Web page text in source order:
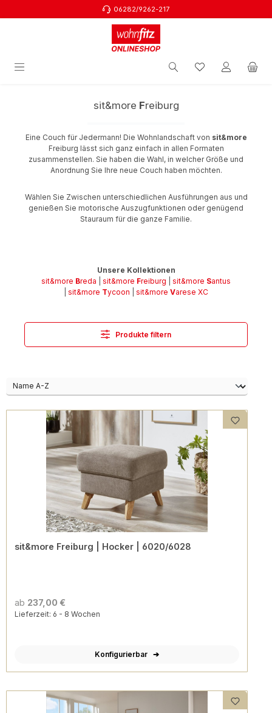
06282/9262-217
sit&more Freiburg
Eine Couch für Jedermann! Die Wohnlandschaft von sit&more
Freiburg lässt sich ganz einfach in allen Formaten
zusammenstellen. Sie haben die Wahl, in welcher Größe und
Anordnung Sie Ihre neue Couch haben möchten.
Wählen Sie Zwischen unterschiedlichen Ausführungen aus und
genießen Sie motorische Auszugfunktionen oder genügend
Stauraum für die ganze Familie.
Unsere Kollektionen
sit&more Breda sit&more Freiburg sit&more Santus
sit&more Tycoon sit&more Varese XC
Produkte filtern
sit&more Freiburg | Hocker | 6020/6028
ab 237,00 €
Lieferzeit: 6 - 8 Wochen
Konfigurierbar